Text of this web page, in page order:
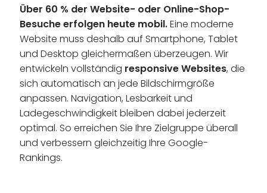
Über 60 % der Website- oder Online-Shop-
Besuche erfolgen heute mobil.Eine moderne
Website muss deshalb auf Smartphone, Tablet
und Desktop gleichermaßen überzeugen. Wir
entwickeln vollständig responsive Websites, die
sich automatisch an jede Bildschirmgröße
anpassen. Navigation, Lesbarkeit und
Ladegeschwindigkeit bleiben dabei jederzeit
optimal. So erreichen Sie Ihre Zielgruppe überall
und verbessern gleichzeitig Ihre Google-
Rankings.